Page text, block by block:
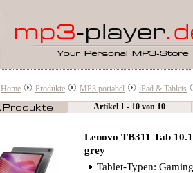
Home Produkte MP3 portabel
iPad & Tablets
Artikel 1 - 10 von 10
Lenovo TB311 Tab
grey
Tablet-Typen: